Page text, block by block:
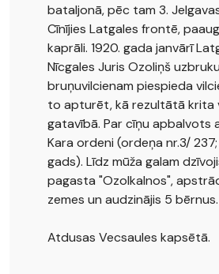
bataljonā, pēc tam 3.
Cīnījies Latgales frontē,
kaprāli. 1920. gada janvārī
Nīcgales Juris Ozoliņš
bruņuvilcienam piespieda
to apturēt, kā rezultātā krita
gatavībā. Par cīņu apbalvots
Kara ordeni (ordeņa nr.3/ 237;
gads). Līdz mūža galam
pagasta "Ozolkalnos",
zemes un audzinājis 5 bērnus.
Atdusas Vecsaules kapsētā.